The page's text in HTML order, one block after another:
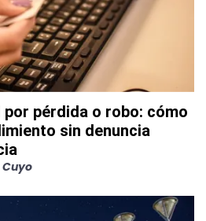
por pérdida o robo: cómo
sin denuncia